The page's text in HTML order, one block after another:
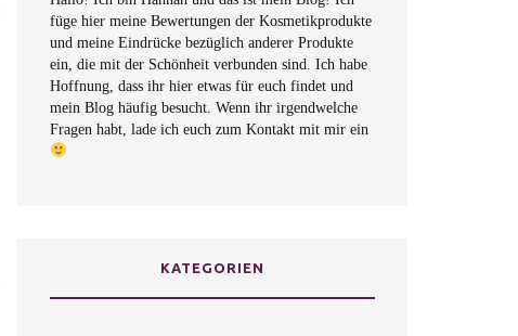
füge hier meine Bewertungen der Kosmetikprodukte
und meine Eindrücke bezüglich anderer Produkte
ein, die mit der Schönheit verbunden sind. Ich habe
Hoffnung, dass ihr hier etwas für euch findet und
mein Blog häufig besucht. Wenn ihr irgendwelche
Fragen habt, lade ich euch zum Kontakt mit mir ein
KATEGORIEN